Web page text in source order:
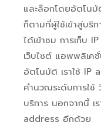
และล็อกโดยอัตโน
ก็ตามที่ผู้ใช้เข้าสู่บริ
ได้เข้าชม การเก็บ
เว็บไซต์ แอพพลิเค
อัตโนมัติ เราใช้ IP
คำนวณระดับการใช้
บริการ นอกจากนี้ เ
address อีกด้วย